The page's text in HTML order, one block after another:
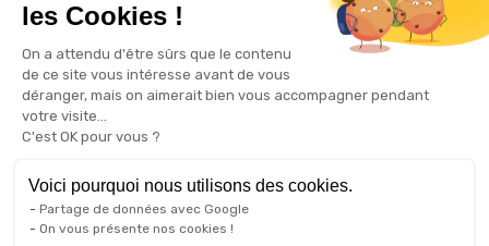
les Cookies !
On a attendu d'être sûrs que le contenu
de ce site vous intéresse avant de vous
déranger, mais on aimerait bien vous accompagner pendant
votre visite...
C'est OK pour vous ?
Voici pourquoi nous utilisons des cookies.
Partage de données avec Google
On vous présente nos cookies !
La certification qualité a été délivrée au titre des catégories d'action
ACTIONS DE FORMATION
ACTIONS DE FORMATION PAR APPRENTISSAGE